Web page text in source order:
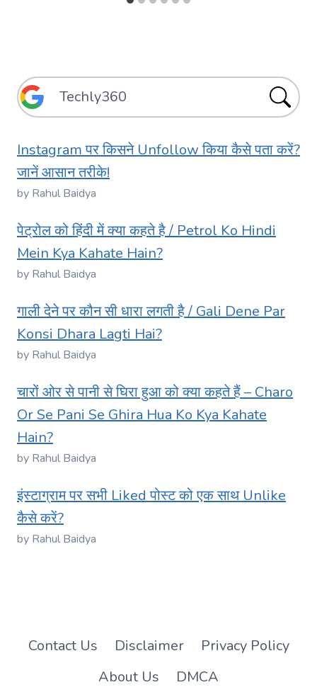
Instagram पर किसने Unfollow किया कैसे पता करें?
जानें आसान तरीके!
by Rahul Baidya
पेट्रोल को हिंदी में क्या कहते है / Petrol Ko Hindi
Mein Kya Kahate Hain?
by Rahul Baidya
गाली देने पर कौन सी धारा लगती है / Gali Dene Par
Konsi Dhara Lagti Hai?
by Rahul Baidya
चारों ओर से पानी से घिरा हुआ को क्या कहते हैं – Charo
Or Se Pani Se Ghira Hua Ko Kya Kahate
Hain?
by Rahul Baidya
इंस्टाग्राम पर सभी Liked पोस्ट को एक साथ Unlike
कैसे करें?
by Rahul Baidya
Contact Us Disclaimer
Privacy Policy
About Us
DMCA